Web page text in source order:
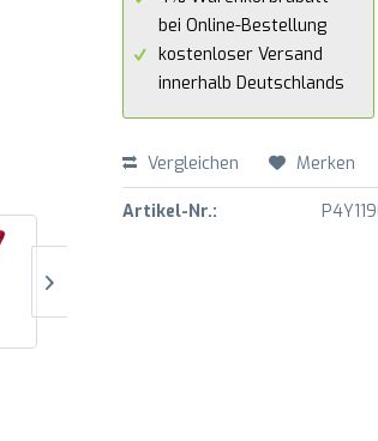
bei Online-Bestellung
kostenloser Versand
innerhalb Deutschlands
Vergleichen Merken
Artikel-Nr.: